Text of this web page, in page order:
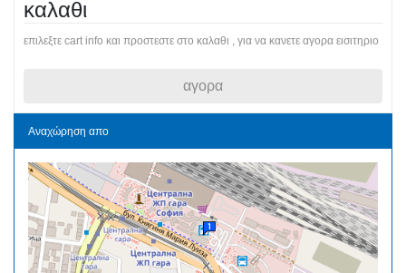
καλαθι
επιλεξτε cart info και προστεστε στο καλαθι , για να κανετε αγορα εισιτηριο
αγορα
Αναχώρηση απο